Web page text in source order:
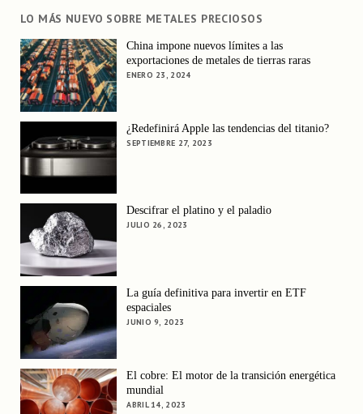
LO MÁS NUEVO SOBRE METALES PRECIOSOS
China impone nuevos límites a las
exportaciones de metales de tierras raras
ENERO 23, 2024
¿Redefinirá Apple las tendencias del titanio?
SEPTIEMBRE 27, 2023
Descifrar el platino y el paladio
JULIO 26, 2023
La guía definitiva para invertir en ETF
espaciales
JUNIO 9, 2023
El cobre: El motor de la transición energética
mundial
ABRIL 14, 2023